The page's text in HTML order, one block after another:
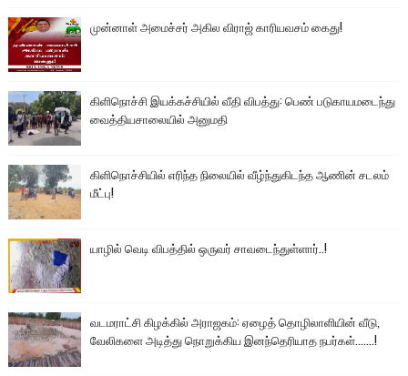
முன்னாள் அமைச்சர் அகில விராஜ் காரியவசம் கைது!
கிளிநொச்சி இயக்கச்சியில் வீதி விபத்து: பெண் படுகாயமடைந்து
வைத்தியசாலையில் அனுமதி
கிளிநொச்சியில் எரிந்த நிலையில் வீழ்ந்துகிடந்த ஆணின் சடலம்
மீட்பு!
யாழில் வெடி விபத்தில் ஒருவர் சாவடைந்துள்ளார்..!
வடமராட்சி கிழக்கில் அராஜகம்: ஏழைத் தொழிலாளியின் வீடு,
வேலிகளை அடித்து நொறுக்கிய இனந்தெரியாத நபர்கள்.......!